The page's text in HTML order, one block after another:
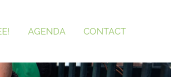
AGENDA CONTACT